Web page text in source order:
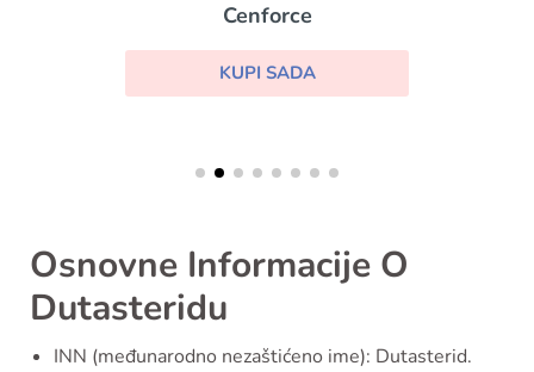
Cenforce
KUPI SADA
Osnovne Informacije O
Dutasteridu
INN (međunarodno nezaštićeno ime): Dutasterid.